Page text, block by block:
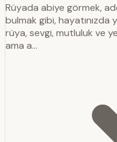
Rüyada abiye görmek,
bulmak gibi,
rüya, sevgi, mutluluk ve
ama a…